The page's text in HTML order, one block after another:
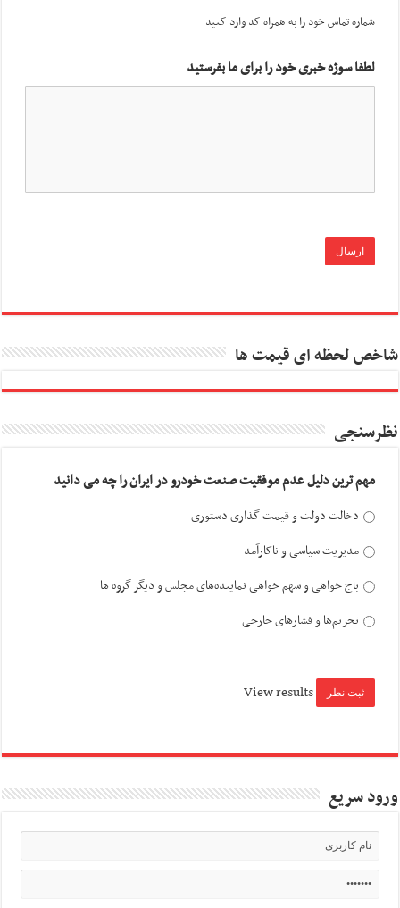
شماره تماس خود را به همراه کد وارد کنید
لطفا سوژه خبری خود را برای ما بفرستید
شاخص لحظه ای قیمت ها
نظرسنجی
مهم ترین دلیل عدم موفقیت صنعت خودرو در ایران را چه می دانید
دخالت دولت و قیمت گذاری دستوری
مدیریت سیاسی و ناکارآمد
باج خواهی و سهم خواهی نماینده‌های مجلس و دیگر گروه ها
تحریم‌ها و فشارهای خارجی
View results
ورود سریع